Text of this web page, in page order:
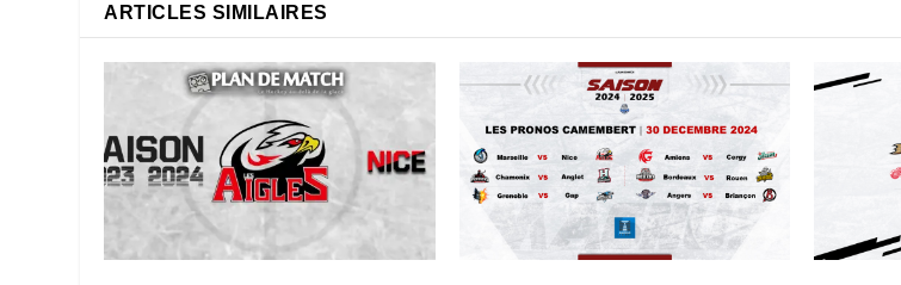
ARTICLES SIMILAIRES